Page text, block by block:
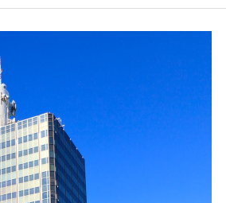
「クマが悪者扱いされているのが
Mute